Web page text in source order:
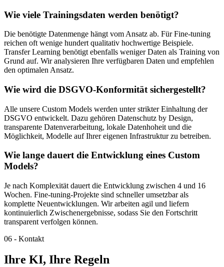
Wie viele Trainingsdaten werden benötigt?
Die benötigte Datenmenge hängt vom Ansatz ab. Für Fine-tuning
reichen oft wenige hundert qualitativ hochwertige Beispiele.
Transfer Learning benötigt ebenfalls weniger Daten als Training von
Grund auf. Wir analysieren Ihre verfügbaren Daten und empfehlen
den optimalen Ansatz.
Wie wird die DSGVO-Konformität sichergestellt?
Alle unsere Custom Models werden unter strikter Einhaltung der
DSGVO entwickelt. Dazu gehören Datenschutz by Design,
transparente Datenverarbeitung, lokale Datenhoheit und die
Möglichkeit, Modelle auf Ihrer eigenen Infrastruktur zu betreiben.
Wie lange dauert die Entwicklung eines Custom
Models?
Je nach Komplexität dauert die Entwicklung zwischen 4 und 16
Wochen. Fine-tuning-Projekte sind schneller umsetzbar als
komplette Neuentwicklungen. Wir arbeiten agil und liefern
kontinuierlich Zwischenergebnisse, sodass Sie den Fortschritt
transparent verfolgen können.
06 - Kontakt
Ihre KI, Ihre Regeln